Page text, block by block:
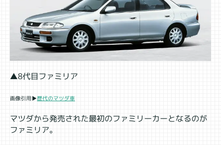
▲8代目ファミリア
画像引用▶歴代のマツダ車
マツダから発売された最初のファミリーカーとなるのが
ファミリア。